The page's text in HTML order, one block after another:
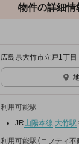
物件の詳細情
広島県大竹市立戸1丁目
利用可能駅
JR山陽本線 大竹駅
利用可能駅（ニフティ不